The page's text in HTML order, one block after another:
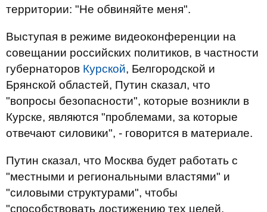
территории: "Не обвиняйте меня".
Выступая в режиме видеоконференции на
совещании российских политиков, в частности
губернаторов Курской, Белгородской и
Брянской областей, Путин сказал, что
"вопросы безопасности", которые возникли в
Курске, являются "проблемами, за которые
отвечают силовики", - говорится в материале.
Путин сказал, что Москва будет работать с
"местными и региональными властями" и
"силовыми структурами", чтобы
"способствовать достижению тех целей,